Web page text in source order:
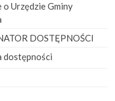
Urzędzie Gminy
DOSTĘPNOŚCI
dostępności